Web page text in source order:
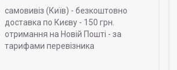
самовивіз (Київ) - безкоштовно
доставка по Києву - 150 грн.
отримання на Новій Пошті - за
тарифами перевізника